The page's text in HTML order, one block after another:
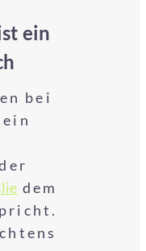
ein
bei
dem